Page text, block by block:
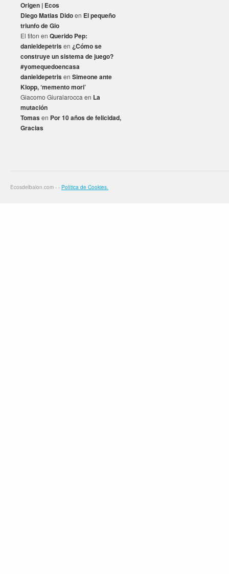
Origen | Ecos
Diego Matias Didoen El pequeño
triunfo de Gio
El titon en Querido Pep:
danieldepetrisen ¿Cómo se
construye un sistema de juego?
#yomequedoencasa
danieldepetrisen Simeone ante
Klopp, ‘memento mori’
Giacomo Giuralarocca en La
mutación
Tomasen Por 10 años de felicidad,
Gracias
Ecosdelbalon.com - - Política de Cookies.